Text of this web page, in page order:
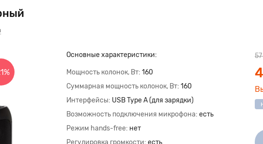
Основные характеристики:
Мощность колонок, Вт 160
Суммарная мощность колонок, Вт 160
Интерфейсы USB Type A (для зарядки)
Возможность подключения микрофона есть
Режим hands-free нет
Регулировка громкости есть